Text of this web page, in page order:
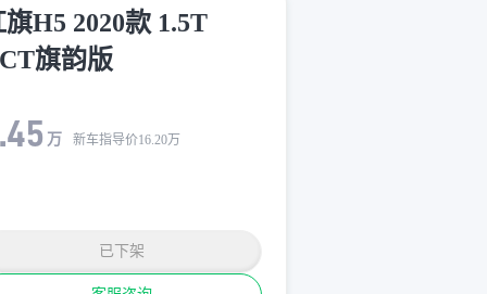
旗H5 2020款 1.5T
旗韵版
万 新车指导价16.20万
已下架